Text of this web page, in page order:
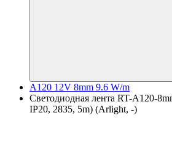
A120 12V 8mm 9.6 W/m
Светодиодная лента RT-A120-
IP20, 2835, 5m) (Arlight, -)